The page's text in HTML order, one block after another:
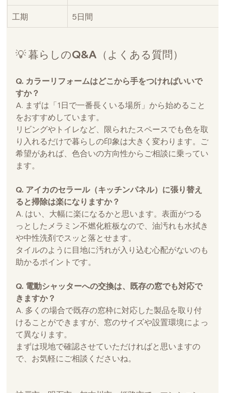
工期 5日間
💡 暮らしのQ&A（よくある質問）
Q. カラーリフォームはどこから手をつければいいで
すか？
A. まずは「1日で一番長くいる場所」から始めること
をおすすめしています。
リビングやトイレなど、限られたスペースでも色を取
り入れるだけで暮らしの印象は大きく変わります。ご
希望があれば、色合いの方向性からご相談に乗ってい
ます。
Q. アイカのセラール（キッチンパネル）に張り替え
ると掃除は楽になりますか？
A. はい、大幅に楽になるかと思います。表面がつる
っとしたメラミン不燃化粧板なので、油汚れも水拭き
や中性洗剤でスッと落とせます。
タイルのように目地に汚れが入り込む心配がないのも
助かるポイントです。
Q. 電動シャッターへの交換は、既存の窓でも対応で
きますか？
A. 多くの場合で既存の窓枠に対応した製品を取り付
けることができますが、窓のサイズや設置環境によっ
て異なります。
まずは現地で確認させていただければと思いますの
で、お気軽にご相談くださいね。